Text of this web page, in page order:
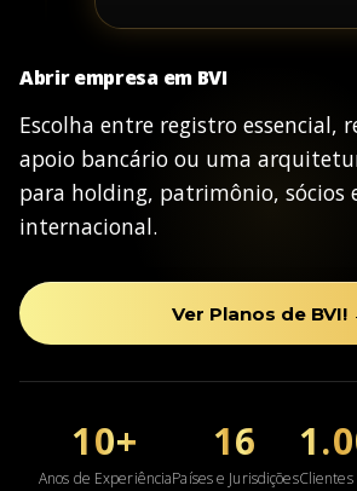
Abrir empresa em BVI
Escolha entre registro essencial,
apoio bancário ou uma
para holding, patrimônio, sócios
internacional.
Ver Planos de BVI!
10+
Anos de Experiência
16
Países e JurisdiçõesClientes